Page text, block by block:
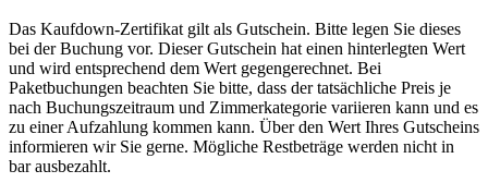
Das Kaufdown-Zertifikat gilt als Gutschein. Bitte legen Sie dieses
bei der Buchung vor. Dieser Gutschein hat einen hinterlegten Wert
und wird entsprechend dem Wert gegengerechnet. Bei
Paketbuchungen beachten Sie bitte, dass der tatsächliche Preis je
nach Buchungszeitraum und Zimmerkategorie variieren kann und es
zu einer Aufzahlung kommen kann. Über den Wert Ihres Gutscheins
informieren wir Sie gerne. Mögliche Restbeträge werden nicht in
bar ausbezahlt.